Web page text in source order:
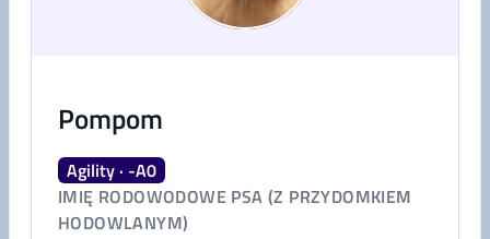
Pompom
Agility · -A0
IMIĘ RODOWODOWE PSA (Z PRZYDOMKIEM
HODOWLANYM)